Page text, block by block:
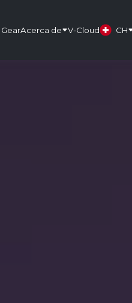
GearAcerca de V-Cloud CH